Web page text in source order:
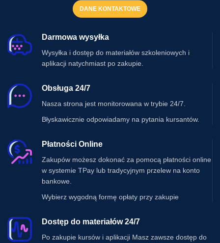
DANE KONTAKTOWE
Darmowa wysyłka
Wysyłka i dostęp do materiałów szkoleniowych i
aplikacji natychmiast po zakupie.
Obsługa 24/7
Nasza strona jest monitorowana w trybie 24/7.
Błyskawicznie odpowiadamy na pytania kursantów.
Płatności Online
Zakupów możesz dokonać za pomocą płatności online
w systemie TPay lub tradycyjnym przelew na konto
bankowe.
Wybierz wygodną formę opłaty przy zakupie
Dostęp do materiałów 24/7
Po zakupie kursów i aplikacji Masz zawsze dostęp do